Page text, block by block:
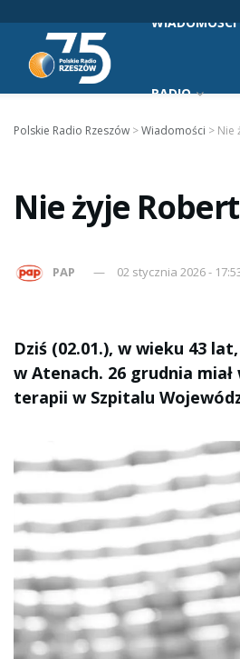
WIADOMOŚCI
RADIO
Polskie Radio Rzeszów >Wiadomości > Nie
Nie żyje
PAP 02 stycznia 2026 -
Dziś (02.01.), w wieku 43
w Atenach. 26 grudnia
terapii w Szpitalu